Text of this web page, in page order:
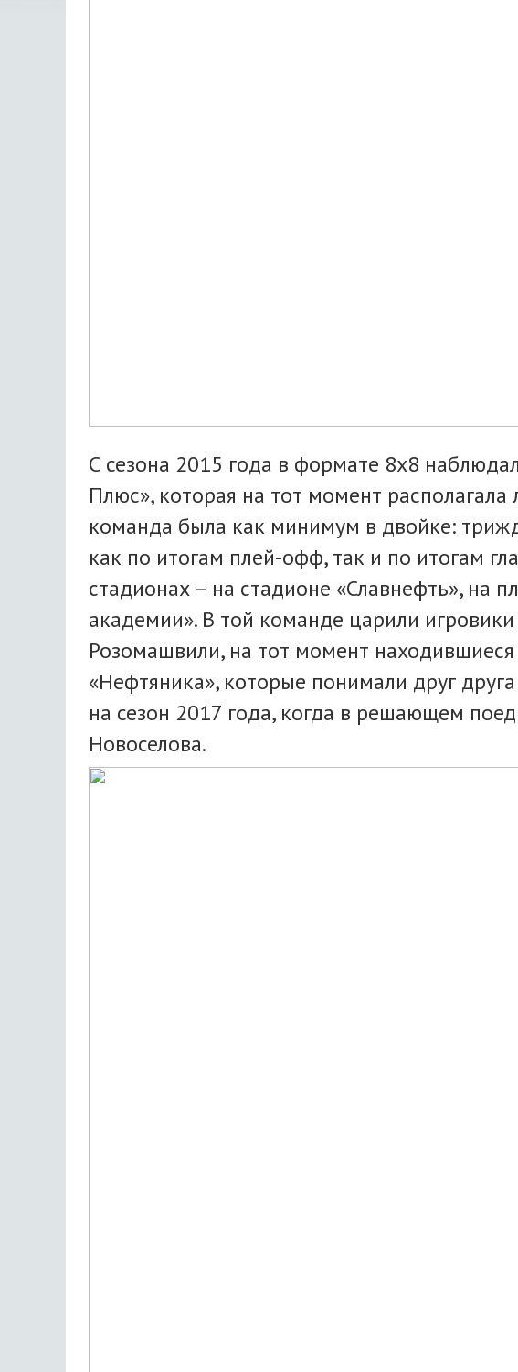
С сезона 2015 года в формате 8х8
Плюс», которая на тот момент
команда была как минимум в двойке:
как по итогам плей-офф, так и по итогам
стадионах – на стадионе «Славнефть», на
академии». В той команде царили
Розомашвили, на тот момент
«Нефтяника», которые понимали друг
на сезон 2017 года, когда в решающем
Новоселова.